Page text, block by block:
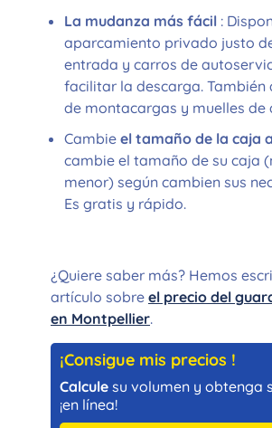
La mudanza más fácil :
aparcamiento privado justo
entrada y carros de
facilitar la descarga. También
de montacargas y muelles de
Cambie el tamaño de la caja
cambie el tamaño de su caja
menor) según cambien sus
Es gratis y rápido.
¿Quiere saber más? Hemos
artículo sobre el precio del
en Montpellier.
¡Consigue mis precios !
Calcule su volumen y obtenga
¡en línea!